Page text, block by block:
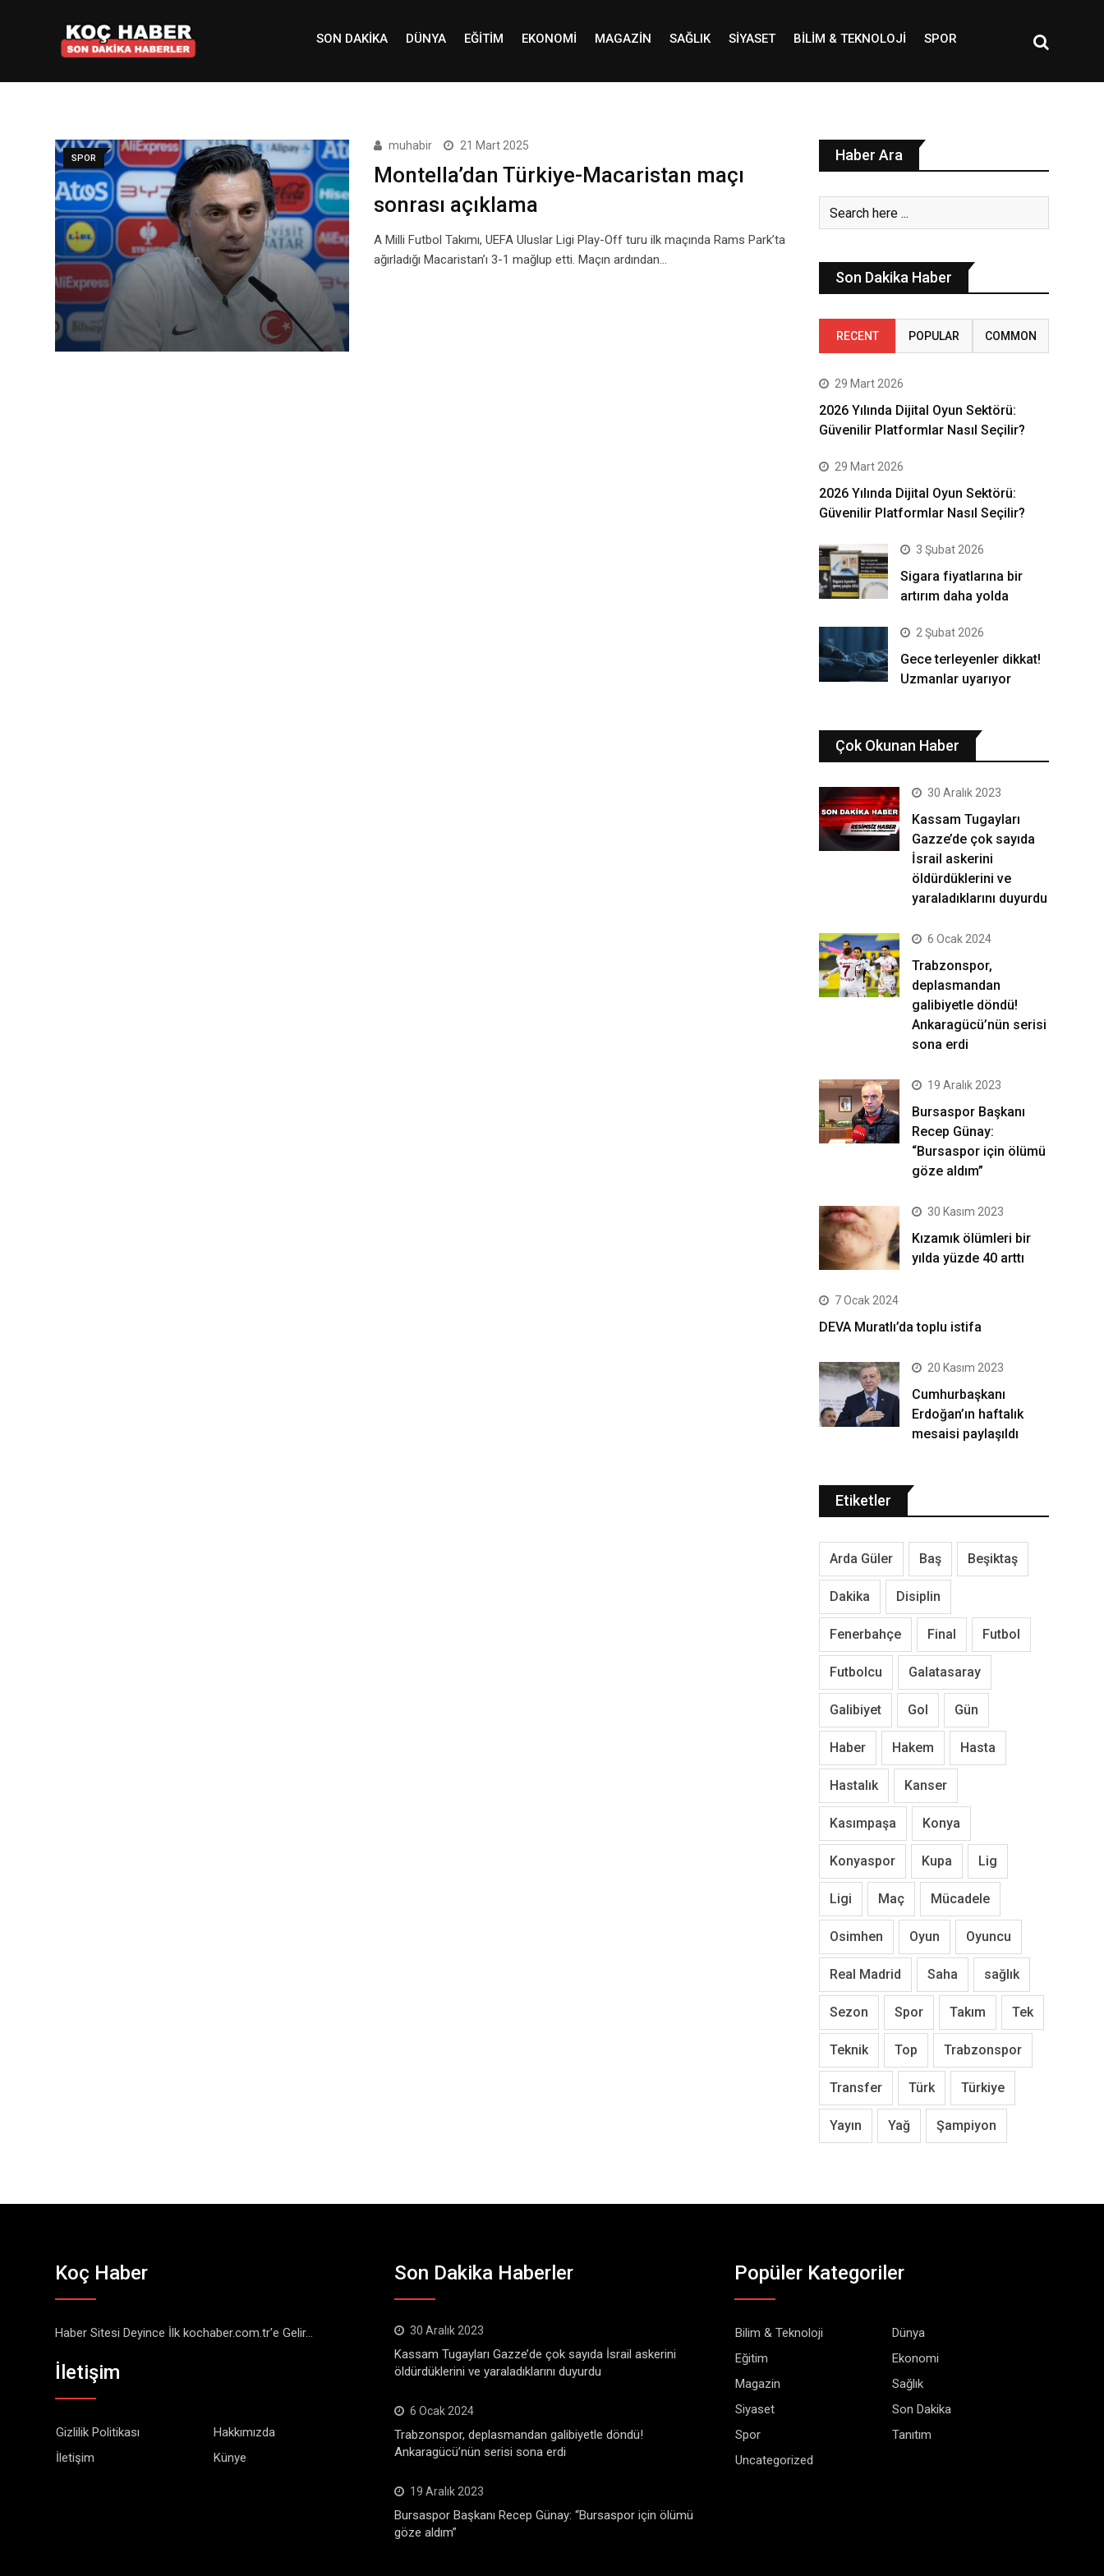
SON DAKIKA DÜNYA EĞITIM EKONOMI MAGAZIN SAĞLIK SIYASET BILIM & TEKNOLOJI SPOR
SPOR
muhabir 21 Mart 2025
Montella’dan Türkiye-Macaristan maçı
sonrası açıklama
A Milli Futbol Takımı, UEFA Uluslar Ligi Play-Off turu ilk maçında Rams Park’ta
ağırladığı Macaristan’ı 3-1 mağlup etti. Maçın ardından…
Haber Ara
Son Dakika Haber
RECENT POPULAR COMMON
29 Mart 2026
2026 Yılında Dijital Oyun Sektörü:
Güvenilir Platformlar Nasıl Seçilir?
29 Mart 2026
2026 Yılında Dijital Oyun Sektörü:
Güvenilir Platformlar Nasıl Seçilir?
3 Şubat 2026
Sigara fiyatlarına bir
artırım daha yolda
2 Şubat 2026
Gece terleyenler dikkat!
Uzmanlar uyarıyor
Çok Okunan Haber
30 Aralık 2023
Kassam Tugayları
Gazze’de çok sayıda
İsrail askerini
öldürdüklerini ve
yaraladıklarını duyurdu
6 Ocak 2024
Trabzonspor,
deplasmandan
galibiyetle döndü!
Ankaragücü’nün serisi
sona erdi
19 Aralık 2023
Bursaspor Başkanı
Recep Günay:
“Bursaspor için ölümü
göze aldım”
30 Kasım 2023
Kızamık ölümleri bir
yılda yüzde 40 arttı
7 Ocak 2024
DEVA Muratlı’da toplu istifa
20 Kasım 2023
Cumhurbaşkanı
Erdoğan’ın haftalık
mesaisi paylaşıldı
Etiketler
Arda Güler Baş Beşiktaş
Dakika Disiplin
Fenerbahçe Final Futbol
Futbolcu Galatasaray
Galibiyet Gol Gün
Haber Hakem Hasta
Hastalık Kanser
Kasımpaşa Konya
Konyaspor Kupa Lig
Ligi Maç Mücadele
Osimhen Oyun Oyuncu
Real Madrid Saha sağlık
Sezon Spor Takım Tek
Teknik Top Trabzonspor
Transfer Türk Türkiye
Yayın Yağ Şampiyon
Koç Haber
Haber Sitesi Deyince İlk kochaber.com.tr'e Gelir...
İletişim
Gizlilik Politikası
Hakkımızda
İletişim
Künye
Son Dakika Haberler
30 Aralık 2023
Kassam Tugayları Gazze’de çok sayıda İsrail askerini
öldürdüklerini ve yaraladıklarını duyurdu
6 Ocak 2024
Trabzonspor, deplasmandan galibiyetle döndü!
Ankaragücü’nün serisi sona erdi
19 Aralık 2023
Bursaspor Başkanı Recep Günay: “Bursaspor için ölümü
göze aldım”
Popüler Kategoriler
Bilim & Teknoloji
Dünya
Eğitim
Ekonomi
Magazin
Sağlık
Siyaset
Son Dakika
Spor
Tanıtım
Uncategorized